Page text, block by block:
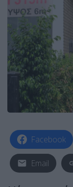
Facebook
Email